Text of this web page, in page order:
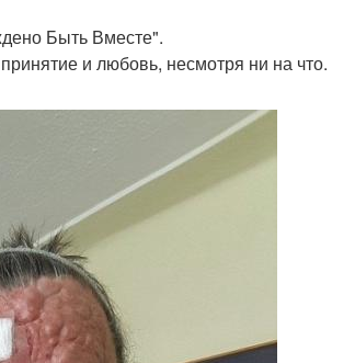
Быть Вместе".
и любовь, несмотря ни на что.